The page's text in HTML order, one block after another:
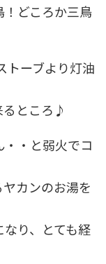
どころか三鳥
トーブより灯油
るところ♪
・と弱火でコ
カンのお湯を
り、とても経